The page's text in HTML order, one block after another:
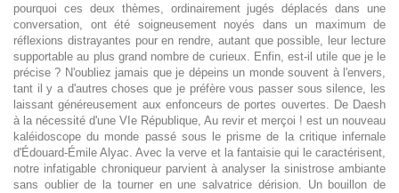
pourquoi ces deux thèmes, ordinairement jugés déplacés dans une
conversation, ont été soigneusement noyés dans un maximum de
réflexions distrayantes pour en rendre, autant que possible, leur lecture
supportable au plus grand nombre de curieux. Enfin, est-il utile que je le
précise ? N'oubliez jamais que je dépeins un monde souvent à l'envers,
tant il y a d'autres choses que je préfère vous passer sous silence, les
laissant généreusement aux enfonceurs de portes ouvertes. De Daesh
à la nécessité d'une VIe République, Au revir et merçoi ! est un nouveau
kaléidoscope du monde passé sous le prisme de la critique infernale
d'Édouard-Émile Alyac. Avec la verve et la fantaisie qui le caractérisent,
notre infatigable chroniqueur parvient à analyser la sinistrose ambiante
sans oublier de la tourner en une salvatrice dérision. Un bouillon de